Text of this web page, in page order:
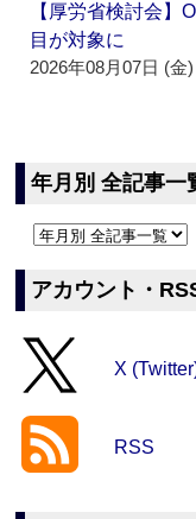
【厚労省検討会】
目が対象に
2026年08月07日 (金)
年月別 全記事一
アカウント・
X
RSS